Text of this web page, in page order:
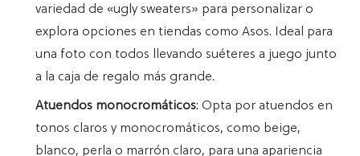
variedad de «ugly sweaters» para personalizar o
explora opciones en tiendas como Asos. Ideal para
una foto con todos llevando suéteres a juego junto
a la caja de regalo más grande.
Atuendos monocromáticos: Opta por atuendos en
tonos claros y monocromáticos, como beige,
blanco, perla o marrón claro, para una apariencia